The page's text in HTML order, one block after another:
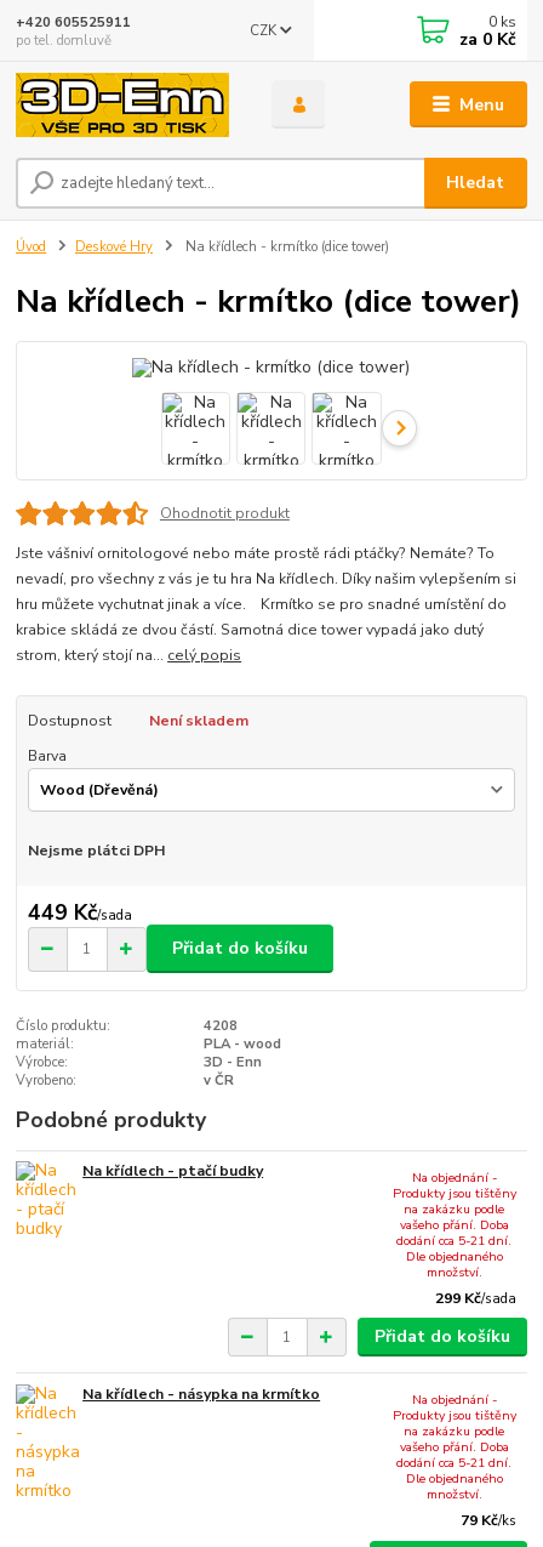
Menu
CZK
Hledat
+420 605525911
po tel. domluvě
0 ks
za 0 Kč
Úvod Deskové Hry Na křídlech - krmítko (dice tower)
Na křídlech - krmítko (dice tower)
Ohodnotit produkt
Jste vášniví ornitologové nebo máte prostě rádi ptáčky? Nemáte? To
nevadí, pro všechny z vás je tu hra Na křídlech. Díky našim vylepšením si
hru můžete vychutnat jinak a více. Krmítko se pro snadné umístění do
krabice skládá ze dvou částí. Samotná dice tower vypadá jako dutý
strom, který stojí na... celý popis
Dostupnost
Není skladem
Barva
Nejsme plátci DPH
449 Kč/sada
Přidat do košíku
Číslo produktu:
4208
materiál:
PLA - wood
Výrobce:
3D - Enn
Vyrobeno:
v ČR
Podobné produkty
Na křídlech - ptačí budky
299 Kč/sada
Na objednání -
Produkty jsou tištěny
na zakázku podle
vašeho přání. Doba
dodání cca 5-21 dní.
Dle objednaného
množství.
Přidat do košíku
Na křídlech - násypka na krmítko
79 Kč/ks
Na objednání -
Produkty jsou tištěny
na zakázku podle
vašeho přání. Doba
dodání cca 5-21 dní.
Dle objednaného
množství.